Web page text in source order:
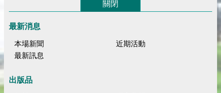
關閉
最新消息
本場新聞
近期活動
最新訊息
出版品